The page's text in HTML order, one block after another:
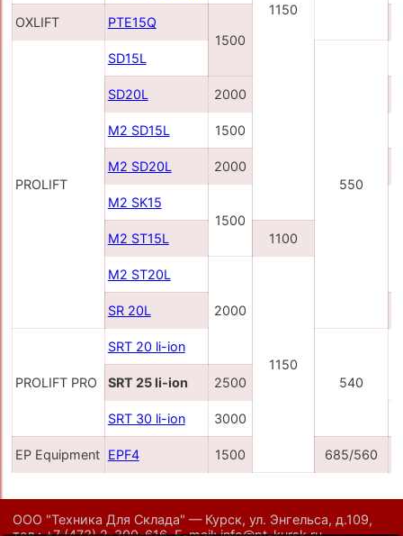
1150
OXLIFT
PTE15Q
1500
PROLIFT
SD15L
550
SD20L 2000
M2 SD15L 1500
M2 SD20L 2000
M2 SK15
1500
M2 ST15L 1100
M2 ST20L
2000
1150
SR 20L
PROLIFT PRO
SRT 20 li-ion
540
SRT 25 li-ion
2500
SRT 30 li-ion 3000
EP Equipment EPF4 1500 685/560
ООО "Техника Для Склада" — Курск, ул. Энгельса, д.109,